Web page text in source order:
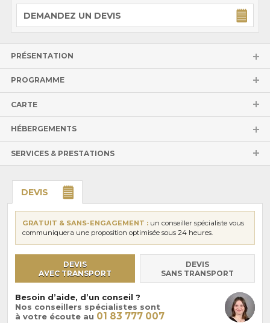
DEMANDEZ UN DEVIS
PRÉSENTATION
PROGRAMME
CARTE
HÉBERGEMENTS
SERVICES & PRESTATIONS
DEVIS
GRATUIT & SANS-ENGAGEMENT : un conseiller spécialiste vous
communiquera une proposition optimisée sous 24 heures.
DEVIS
AVEC TRANSPORT
DEVIS
SANS TRANSPORT
Besoin d’aide, d’un conseil ?
Nos conseillers spécialistes sont
à votre écoute au 01 83 777 007